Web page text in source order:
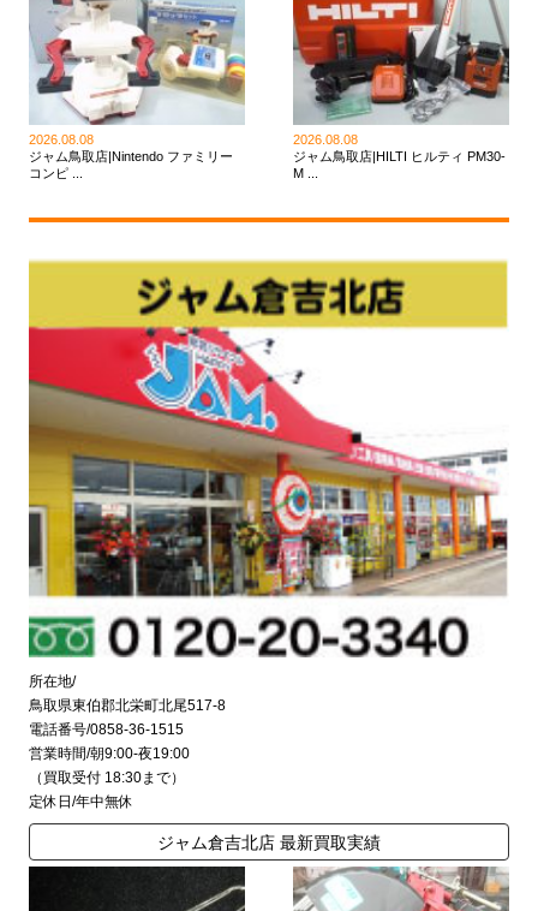
2026.08.08
ジャム鳥取店|Nintendo ファミリー
コンピ ...
2026.08.08
ジャム鳥取店|HILTI ヒルティ PM30-
M ...
所在地/
鳥取県東伯郡北栄町北尾517-8
電話番号/0858-36-1515
営業時間/朝9:00-夜19:00
（買取受付 18:30まで）
定休日/年中無休
ジャム倉吉北店 最新買取実績